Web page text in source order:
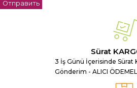
Отправить
Sürat
3 İş Günü İçerisinde Sürat
Gönderim - ALICI